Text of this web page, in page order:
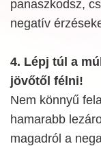
panaszkodsz,
negatív
4. Lépj túl a
jövőtől félni!
Nem könnyű
hamarabb
magadról a